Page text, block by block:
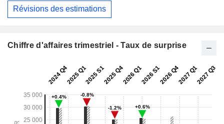
Révisions des estimations
Chiffre d'affaires trimestriel - Taux de surprise